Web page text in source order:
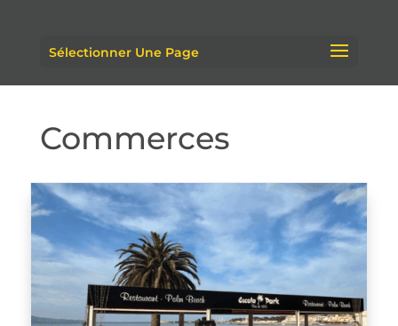
Sélectionner Une Page
Commerces